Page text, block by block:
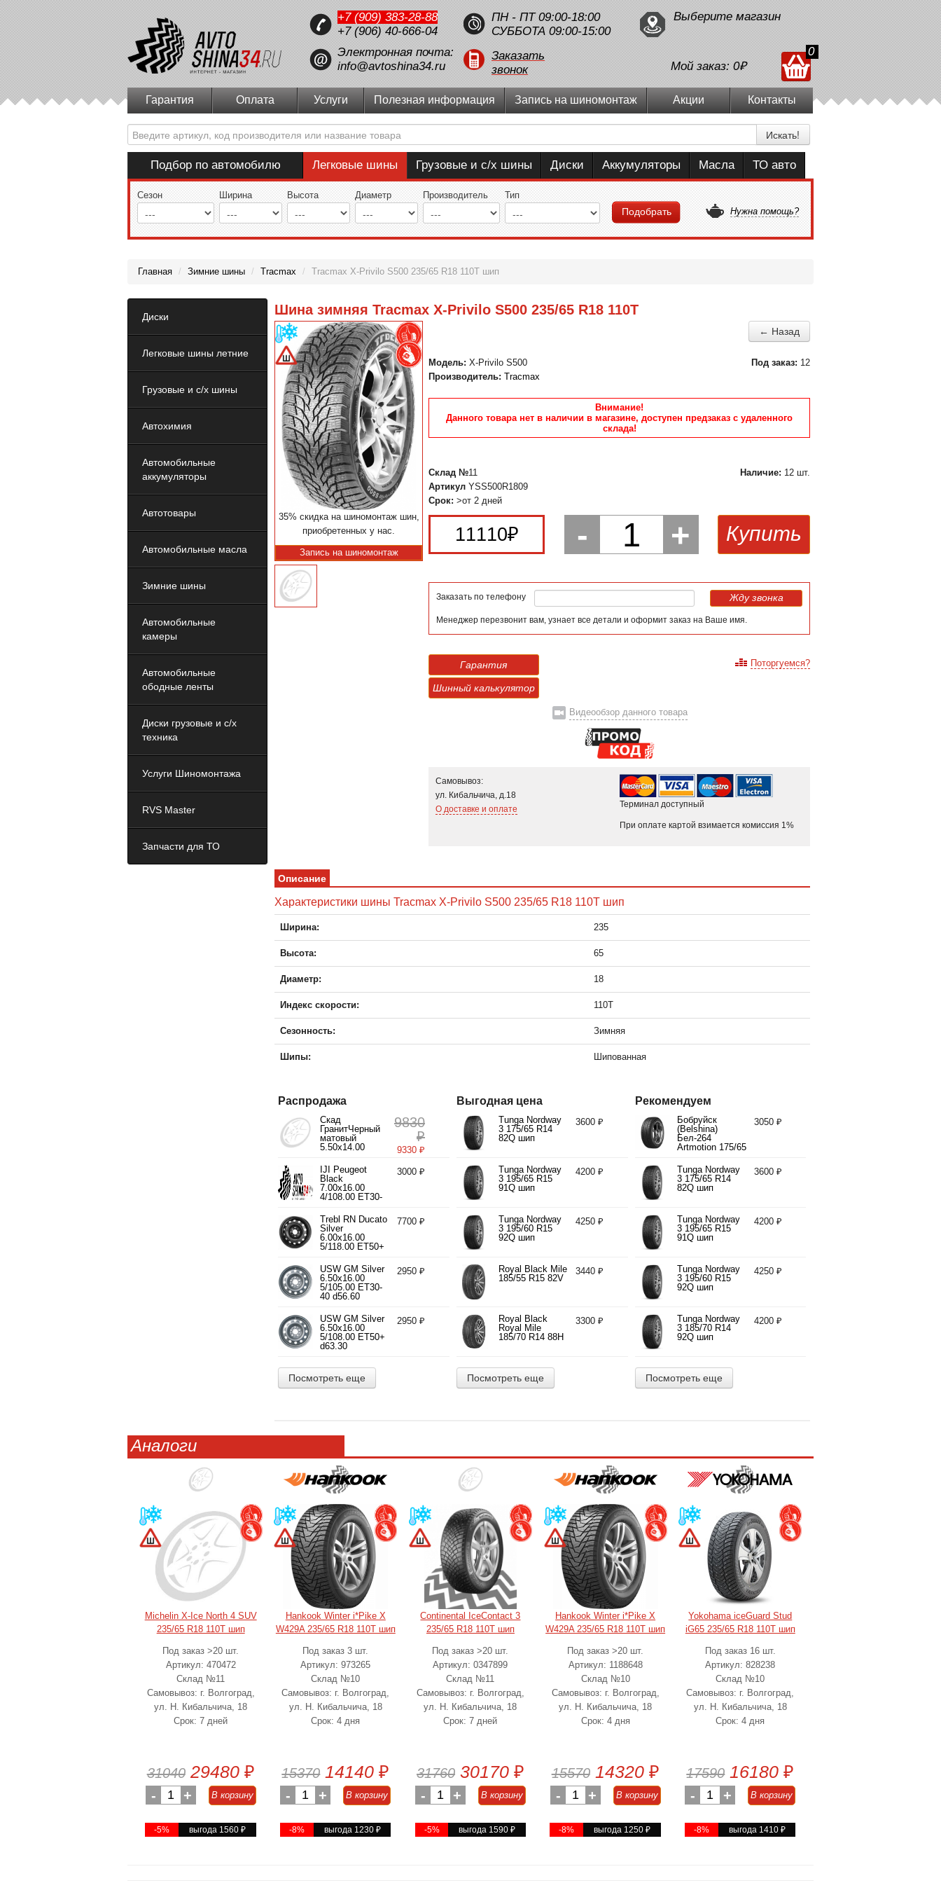
+7 (909) 383-28-88
+7 (906) 40-666-04
Электронная почта:
info@avtoshina34.ru
ПН - ПТ 09:00-18:00
СУББОТА 09:00-15:00
Заказать
звонок
Выберите магазин
Мой заказ: 0₽
0
Гарантия Оплата Услуги Полезная информация Запись на шиномонтаж Акции Контакты
Искать!
Подбор по автомобилю Легковые шины Грузовые и с/х шины Диски Аккумуляторы Масла ТО авто
Сезон Ширина Высота Диаметр Производитель Тип
Подобрать Нужна помощь?
Главная / Зимние шины / Tracmax / Tracmax X-Privilo S500 235/65 R18 110T шип
Диски
Легковые шины летние
Грузовые и с/х шины
Автохимия
Автомобильные
аккумуляторы
Автотовары
Автомобильные масла
Зимние шины
Автомобильные
камеры
Автомобильные
ободные ленты
Диски грузовые и с/х
техника
Услуги Шиномонтажа
RVS Master
Запчасти для ТО
Шина зимняя Tracmax X-Privilo S500 235/65 R18 110T
← Назад
35% скидка на шиномонтаж шин,
приобретенных у нас.
Запись на шиномонтаж
Под заказ: 12
Модель: X-Privilo S500
Производитель: Tracmax
Внимание!
Данного товара нет в наличии в магазине, доступен предзаказ с удаленного
склада!
Наличие: 12 шт.
Склад №11
Артикул YSS500R1809
Срок: >от 2 дней
11110₽ - 1 + Купить
Заказать по телефону Жду звонка
Менеджер перезвонит вам, узнает все детали и оформит заказ на Ваше имя.
Гарантия
Шинный калькулятор
Поторгуемся?
Видеообзор данного товара
Самовывоз:
ул. Кибальчича, д.18
О доставке и оплате
Терминал доступный
При оплате картой взимается комиссия 1%
Описание
Характеристики шины Tracmax X-Privilo S500 235/65 R18 110T шип
Ширина: 235
Высота: 65
Диаметр: 18
Индекс скорости: 110T
Сезонность: Зимняя
Шипы: Шипованная
Распродажа
Скад
ГранитЧерный
матовый
5.50x14.00
d58.60
9830
₽
9330 ₽
IJI Peugeot
Black
7.00x16.00
4/108.00 ET30-
3000 ₽
Trebl RN Ducato
Silver
6.00x16.00
5/118.00 ET50+
7700 ₽
USW GM Silver
6.50x16.00
5/105.00 ET30-
40 d56.60
2950 ₽
USW GM Silver
6.50x16.00
5/108.00 ET50+
d63.30
2950 ₽
Посмотреть еще
Выгодная цена
Tunga Nordway
3 175/65 R14
82Q шип
3600 ₽
Tunga Nordway
3 195/65 R15
91Q шип
4200 ₽
Tunga Nordway
3 195/60 R15
92Q шип
4250 ₽
Royal Black Mile
185/55 R15 82V
3440 ₽
Royal Black
Royal Mile
185/70 R14 88H
3300 ₽
Посмотреть еще
Рекомендуем
Бобруйск
(Belshina)
Бел-264
Artmotion 175/65
3050 ₽
Tunga Nordway
3 175/65 R14
82Q шип
3600 ₽
Tunga Nordway
3 195/65 R15
91Q шип
4200 ₽
Tunga Nordway
3 195/60 R15
92Q шип
4250 ₽
Tunga Nordway
3 185/70 R14
92Q шип
4200 ₽
Посмотреть еще
Аналоги
Michelin X-Ice North 4 SUV
235/65 R18 110T шип
Под заказ >20 шт.
Артикул: 470472
Склад №11
Самовывоз: г. Волгоград,
ул. Н. Кибальчича, 18
Срок: 7 дней
31040 29480 ₽
- 1 + В корзину
-5% выгода 1560 ₽
Hankook Winter i*Pike X
W429A 235/65 R18 110T шип
Под заказ 3 шт.
Артикул: 973265
Склад №10
Самовывоз: г. Волгоград,
ул. Н. Кибальчича, 18
Срок: 4 дня
15370 14140 ₽
- 1 + В корзину
-8% выгода 1230 ₽
Continental IceContact 3
235/65 R18 110T шип
Под заказ >20 шт.
Артикул: 0347899
Склад №11
Самовывоз: г. Волгоград,
ул. Н. Кибальчича, 18
Срок: 7 дней
31760 30170 ₽
- 1 + В корзину
-5% выгода 1590₽
Hankook Winter i*Pike X
W429A 235/65 R18 110T шип
Под заказ >20 шт.
Артикул: 1188648
Склад №10
Самовывоз: г. Волгоград,
ул. Н. Кибальчича, 18
Срок: 4 дня
15570 14320 ₽
- 1 + В корзину
-8% выгода 1250 ₽
Yokohama iceGuard Stud
iG65 235/65 R18 110T шип
Под заказ 16 шт.
Артикул: 828238
Склад №10
Самовывоз: г. Волгоград,
ул. Н. Кибальчича, 18
Срок: 4 дня
17590 16180 ₽
- 1 + В корзину
-8% выгода 1410 ₽